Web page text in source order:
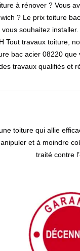
à rénover ? Vous
? Le prix toiture
souhaitez
Tout travaux toiture,
bac acier 08220
travaux qualifiés et
toiture qui allie
et à moindre
traité contre